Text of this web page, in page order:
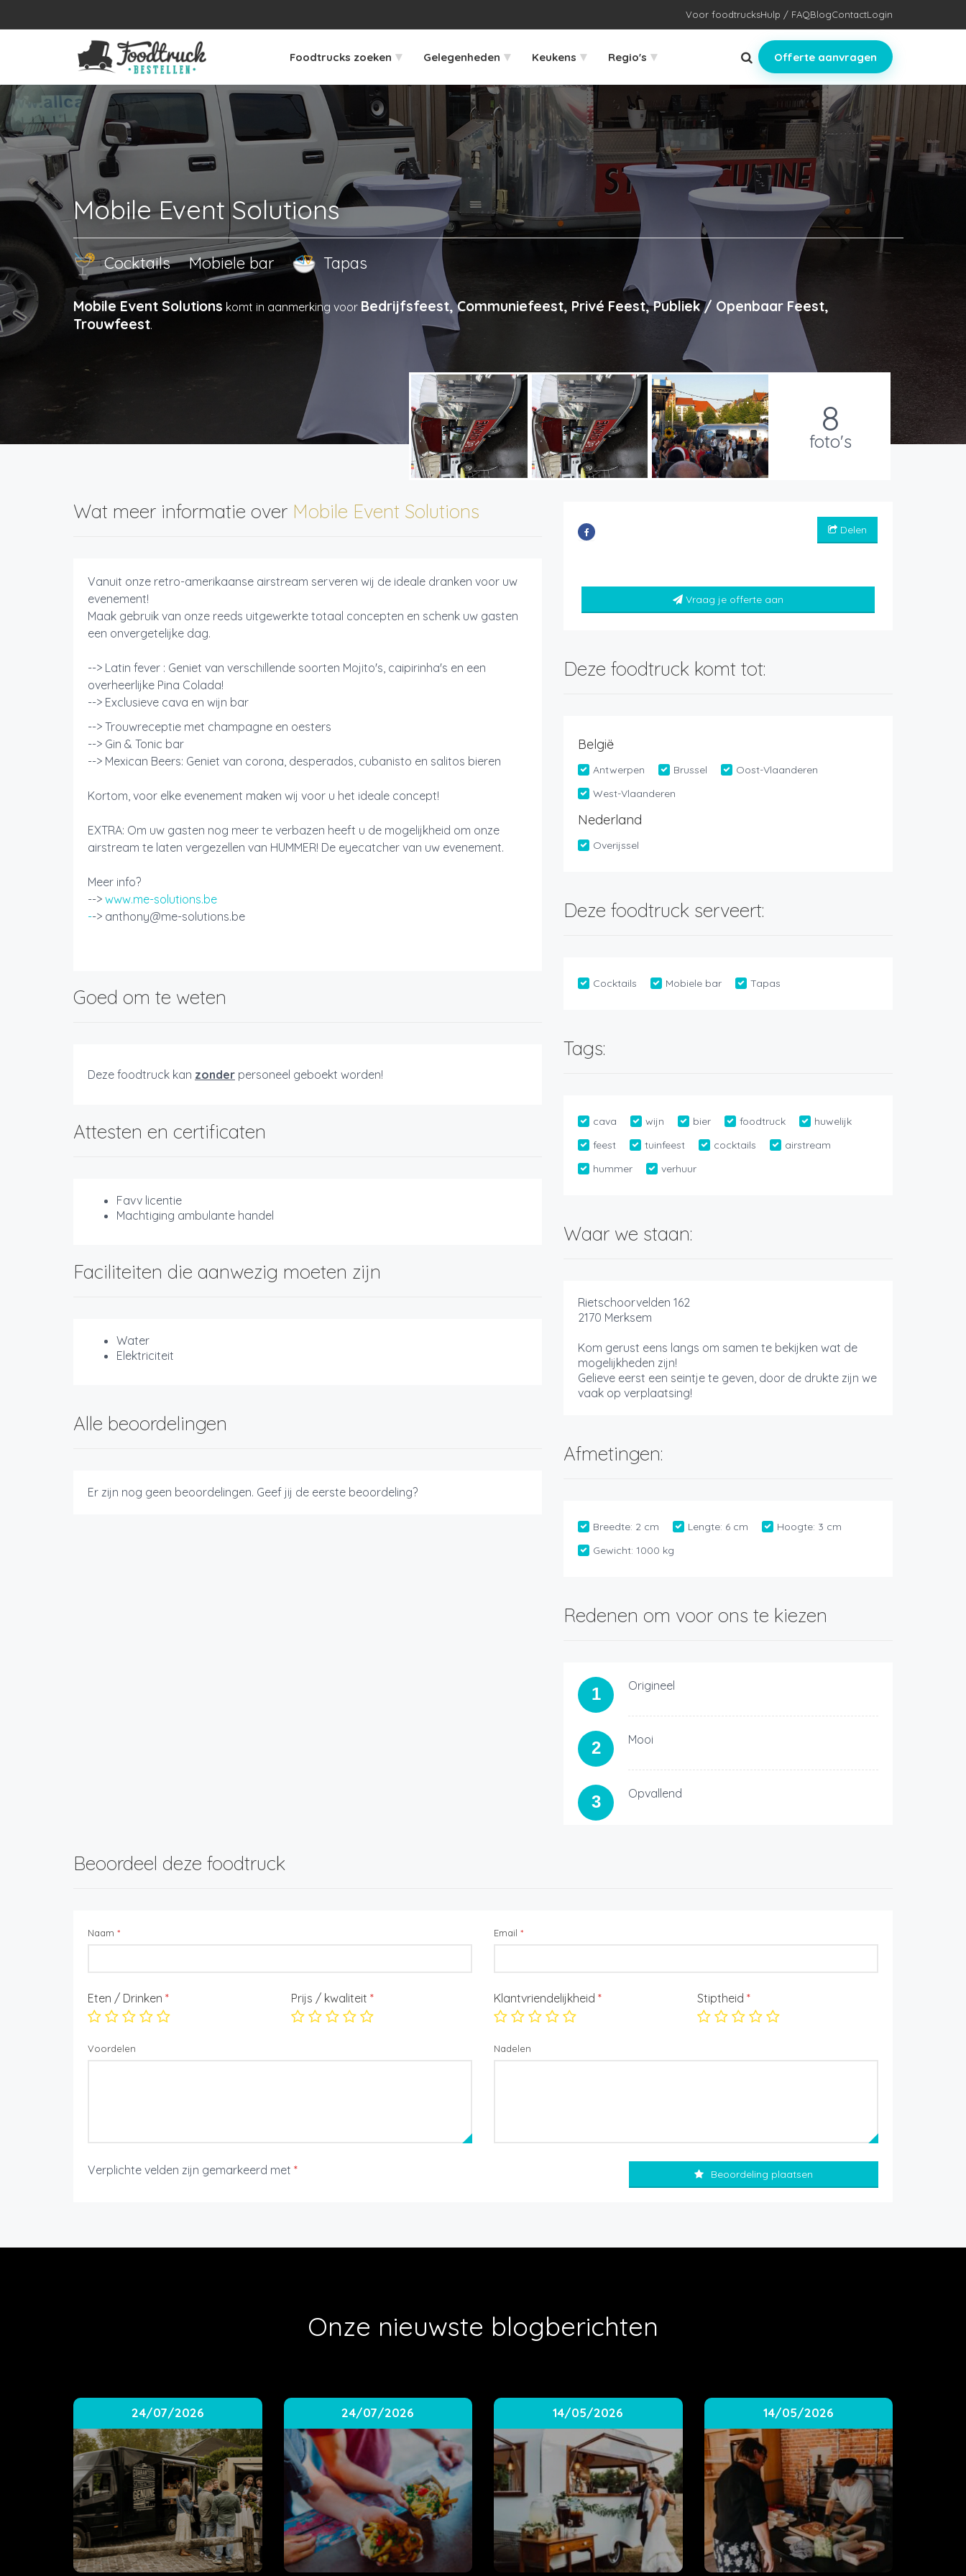
Voor foodtrucksHulp / FAQBlogContactLogin
Foodtrucks zoeken ▾ Gelegenheden ▾ Keukens ▾ Regio's ▾ Offerte aanvragen
Mobile Event Solutions
Cocktails Mobiele bar Tapas
Mobile Event Solutions komt in aanmerking voor Bedrijfsfeest, Communiefeest, Privé Feest, Publiek / Openbaar Feest,
Trouwfeest.
8
foto's
Wat meer informatie over Mobile Event Solutions
Vanuit onze retro-amerikaanse airstream serveren wij de ideale dranken voor uw
evenement!
Maak gebruik van onze reeds uitgewerkte totaal concepten en schenk uw gasten
een onvergetelijke dag.
--> Latin fever : Geniet van verschillende soorten Mojito's, caipirinha's en een
overheerlijke Pina Colada!
--> Exclusieve cava en wijn bar
--> Trouwreceptie met champagne en oesters
--> Gin & Tonic bar
--> Mexican Beers: Geniet van corona, desperados, cubanisto en salitos bieren
Kortom, voor elke evenement maken wij voor u het ideale concept!
EXTRA: Om uw gasten nog meer te verbazen heeft u de mogelijkheid om onze
airstream te laten vergezellen van HUMMER! De eyecatcher van uw evenement.
Meer info?
--> www.me-solutions.be
--> anthony@me-solutions.be
Goed om te weten
Deze foodtruck kan zonder personeel geboekt worden!
Attesten en certificaten
Favv licentie
Machtiging ambulante handel
Faciliteiten die aanwezig moeten zijn
Water
Elektriciteit
Alle beoordelingen
Er zijn nog geen beoordelingen. Geef jij de eerste beoordeling?
Delen
Vraag je offerte aan
Deze foodtruck komt tot:
België
Antwerpen Brussel
Oost-Vlaanderen
West-Vlaanderen
Nederland
Overijssel
Deze foodtruck serveert:
Cocktails Mobiele bar Tapas
Tags:
cava wijn bier foodtruck
huwelijk
feest
tuinfeest cocktails
airstream
hummer
verhuur
Waar we staan:
Rietschoorvelden 162
2170 Merksem
Kom gerust eens langs om samen te bekijken wat de
mogelijkheden zijn!
Gelieve eerst een seintje te geven, door de drukte zijn we
vaak op verplaatsing!
Afmetingen:
Breedte: 2 cm Lengte: 6 cm Hoogte: 3 cm
Gewicht: 1000 kg
Redenen om voor ons te kiezen
1 Origineel
2 Mooi
3 Opvallend
Beoordeel deze foodtruck
Naam * Email *
Eten / Drinken * Prijs / kwaliteit * Klantvriendelijkheid * Stiptheid *
Voordelen Nadelen
Verplichte velden zijn gemarkeerd met * Beoordeling plaatsen
Onze nieuwste blogberichten
24/07/2026 24/07/2026 14/05/2026 14/05/2026